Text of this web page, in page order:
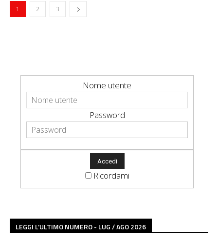
1 2 3
Nome utente
Password
Ricordami
LEGGI L'ULTIMO NUMERO - LUG / AGO 2026